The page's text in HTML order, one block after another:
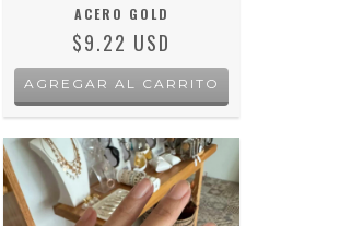
ACERO GOLD
$9.22 USD